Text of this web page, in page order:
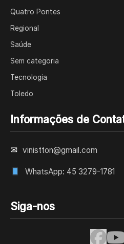
Quatro Pontes
Regional
Saúde
Sem categoria
Tecnologia
Toledo
Informações de
✉ vinistton@gmail.com
WhatsApp: 45 3279-1781
Siga-nos